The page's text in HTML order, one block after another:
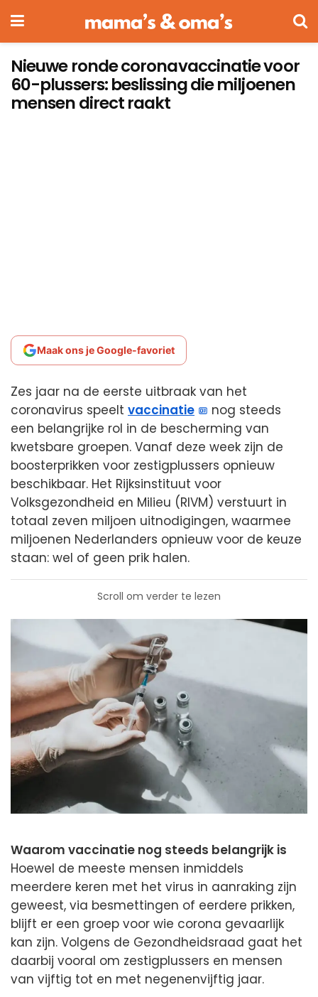
Nieuwe ronde coronavaccinatie voor
60-plussers: beslissing die miljoenen
mensen direct raakt
Maak ons je Google-favoriet
Zes jaar na de eerste uitbraak van het
coronavirus speelt vaccinatie
nog steeds
een belangrijke rol in de bescherming van
kwetsbare groepen. Vanaf deze week zijn de
boosterprikken voor zestigplussers opnieuw
beschikbaar. Het Rijksinstituut voor
Volksgezondheid en Milieu (RIVM) verstuurt in
totaal zeven miljoen uitnodigingen, waarmee
miljoenen Nederlanders opnieuw voor de keuze
staan: wel of geen prik halen.
Scroll om verder te lezen
Waarom vaccinatie nog steeds belangrijk is
Hoewel de meeste mensen inmiddels
meerdere keren met het virus in aanraking zijn
geweest, via besmettingen of eerdere prikken,
blijft er een groep voor wie corona gevaarlijk
kan zijn. Volgens de Gezondheidsraad gaat het
daarbij vooral om zestigplussers en mensen
van vijftig tot en met negenenvijftig jaar.